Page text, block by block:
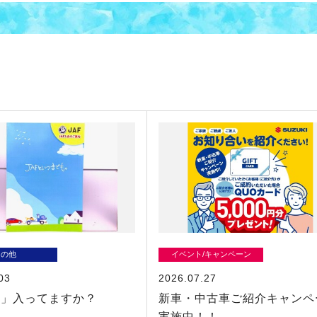
他
入ってますか？
イベント/キャンペーン
2026.07.27
新車・中古車ご紹介キャン